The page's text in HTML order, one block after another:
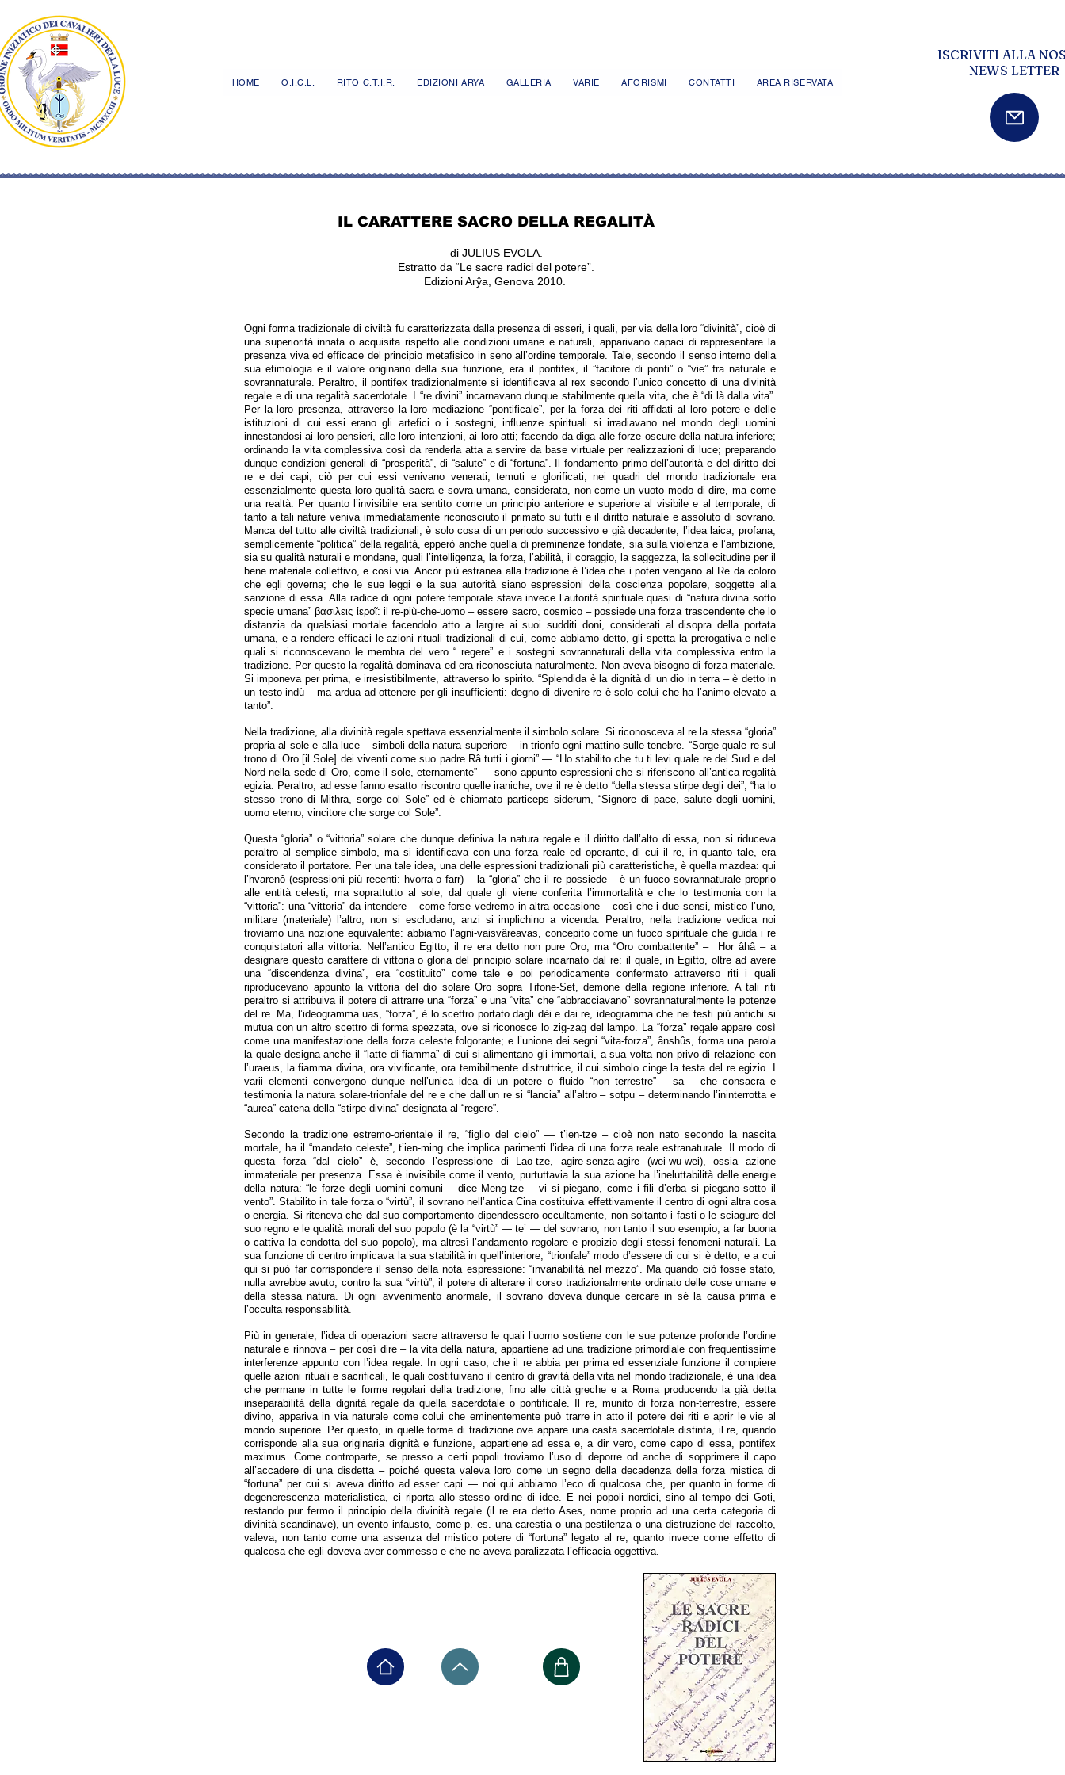
HOME O.I.C.L. RITO C.T.I.R. EDIZIONI ARYA GALLERIA VARIE AFORISMI CONTATTI AREA RISERVATA
ISCRIVITI ALLA
NEWS LETTER
IL CARATTERE SACRO DELLA REGALITÀ
di JULIUS EVOLA.
Estratto da “Le sacre radici del potere”.
Edizioni Arŷa, Genova 2010.
Ogni forma tradizionale di civiltà fu caratterizzata dalla presenza di esseri, i quali, per via della loro “divinità”, cioè di
una superiorità innata o acquisita rispetto alle condizioni umane e naturali, apparivano capaci di rappresentare la
presenza viva ed efficace del principio metafisico in seno all’ordine temporale. Tale, secondo il senso interno della
sua etimologia e il valore originario della sua funzione, era il pontifex, il ”facitore di ponti” o “vie” fra naturale e
sovrannaturale. Peraltro, il pontifex tradizionalmente si identificava al rex secondo l’unico concetto di una divinità
regale e di una regalità sacerdotale. I “re divini” incarnavano dunque stabilmente quella vita, che è “di là dalla vita”.
Per la loro presenza, attraverso la loro mediazione “pontificale”, per la forza dei riti affidati al loro potere e delle
istituzioni di cui essi erano gli artefici o i sostegni, influenze spirituali si irradiavano nel mondo degli uomini
innestandosi ai loro pensieri, alle loro intenzioni, ai loro atti; facendo da diga alle forze oscure della natura inferiore;
ordinando la vita complessiva così da renderla atta a servire da base virtuale per realizzazioni di luce; preparando
dunque condizioni generali di “prosperità”, di “salute” e di “fortuna”. Il fondamento primo dell’autorità e del diritto dei
re e dei capi, ciò per cui essi venivano venerati, temuti e glorificati, nei quadri del mondo tradizionale era
essenzialmente questa loro qualità sacra e sovra-umana, considerata, non come un vuoto modo di dire, ma come
una realtà. Per quanto l’invisibile era sentito come un principio anteriore e superiore al visibile e al temporale, di
tanto a tali nature veniva immediatamente riconosciuto il primato su tutti e il diritto naturale e assoluto di sovrano.
Manca del tutto alle civiltà tradizionali, è solo cosa di un periodo successivo e già decadente, l’idea laica, profana,
semplicemente “politica” della regalità, epperò anche quella di preminenze fondate, sia sulla violenza e l’ambizione,
sia su qualità naturali e mondane, quali l’intelligenza, la forza, l’abilità, il coraggio, la saggezza, la sollecitudine per il
bene materiale collettivo, e così via. Ancor più estranea alla tradizione è l’idea che i poteri vengano al Re da coloro
che egli governa; che le sue leggi e la sua autorità siano espressioni della coscienza popolare, soggette alla
sanzione di essa. Alla radice di ogni potere temporale stava invece l’autorità spirituale quasi di “natura divina sotto
specie umana” βασιλεις ἱεροῖ: il re-più-che-uomo – essere sacro, cosmico – possiede una forza trascendente che lo
distanzia da qualsiasi mortale facendolo atto a largire ai suoi sudditi doni, considerati al disopra della portata
umana, e a rendere efficaci le azioni rituali tradizionali di cui, come abbiamo detto, gli spetta la prerogativa e nelle
quali si riconoscevano le membra del vero “ regere” e i sostegni sovrannaturali della vita complessiva entro la
tradizione. Per questo la regalità dominava ed era riconosciuta naturalmente. Non aveva bisogno di forza materiale.
Si imponeva per prima, e irresistibilmente, attraverso lo spirito. “Splendida è la dignità di un dio in terra – è detto in
un testo indù – ma ardua ad ottenere per gli insufficienti: degno di divenire re è solo colui che ha l’animo elevato a
tanto”.
Nella tradizione, alla divinità regale spettava essenzialmente il simbolo solare. Si riconosceva al re la stessa “gloria”
propria al sole e alla luce – simboli della natura superiore – in trionfo ogni mattino sulle tenebre. “Sorge quale re sul
trono di Oro [il Sole] dei viventi come suo padre Râ tutti i giorni” — “Ho stabilito che tu ti levi quale re del Sud e del
Nord nella sede di Oro, come il sole, eternamente” — sono appunto espressioni che si riferiscono all’antica regalità
egizia. Peraltro, ad esse fanno esatto riscontro quelle iraniche, ove il re è detto “della stessa stirpe degli dei”, “ha lo
stesso trono di Mithra, sorge col Sole” ed è chiamato particeps siderum, “Signore di pace, salute degli uomini,
uomo eterno, vincitore che sorge col Sole”.
Questa “gloria” o “vittoria” solare che dunque definiva la natura regale e il diritto dall’alto di essa, non si riduceva
peraltro al semplice simbolo, ma si identificava con una forza reale ed operante, di cui il re, in quanto tale, era
considerato il portatore. Per una tale idea, una delle espressioni tradizionali più caratteristiche, è quella mazdea: qui
l’hvarenô (espressioni più recenti: hvorra o farr) – la “gloria” che il re possiede – è un fuoco sovrannaturale proprio
alle entità celesti, ma soprattutto al sole, dal quale gli viene conferita l’immortalità e che lo testimonia con la
“vittoria”: una “vittoria” da intendere – come forse vedremo in altra occasione – così che i due sensi, mistico l’uno,
militare (materiale) l’altro, non si escludano, anzi si implichino a vicenda. Peraltro, nella tradizione vedica noi
troviamo una nozione equivalente: abbiamo l’agni-vaisvâreavas, concepito come un fuoco spirituale che guida i re
conquistatori alla vittoria. Nell’antico Egitto, il re era detto non pure Oro, ma “Oro combattente” – Hor âhâ – a
designare questo carattere di vittoria o gloria del principio solare incarnato dal re: il quale, in Egitto, oltre ad avere
una “discendenza divina”, era “costituito” come tale e poi periodicamente confermato attraverso riti i quali
riproducevano appunto la vittoria del dio solare Oro sopra Tifone-Set, demone della regione inferiore. A tali riti
peraltro si attribuiva il potere di attrarre una “forza” e una “vita” che “abbracciavano” sovrannaturalmente le potenze
del re. Ma, l’ideogramma uas, “forza”, è lo scettro portato dagli dèi e dai re, ideogramma che nei testi più antichi si
mutua con un altro scettro di forma spezzata, ove si riconosce lo zig-zag del lampo. La “forza” regale appare così
come una manifestazione della forza celeste folgorante; e l’unione dei segni “vita-forza”, ânshûs, forma una parola
la quale designa anche il “latte di fiamma” di cui si alimentano gli immortali, a sua volta non privo di relazione con
l’uraeus, la fiamma divina, ora vivificante, ora temibilmente distruttrice, il cui simbolo cinge la testa del re egizio. I
varii elementi convergono dunque nell’unica idea di un potere o fluido “non terrestre” – sa – che consacra e
testimonia la natura solare-trionfale del re e che dall’un re si “lancia” all’altro – sotpu – determinando l’ininterrotta e
“aurea” catena della “stirpe divina” designata al “regere”.
Secondo la tradizione estremo-orientale il re, “figlio del cielo” — t’ien-tze – cioè non nato secondo la nascita
mortale, ha il “mandato celeste”, t’ien-ming che implica parimenti l’idea di una forza reale estranaturale. Il modo di
questa forza “dal cielo” è, secondo l’espressione di Lao-tze, agire-senza-agire (wei-wu-wei), ossia azione
immateriale per presenza. Essa è invisibile come il vento, purtuttavia la sua azione ha l’ineluttabilità delle energie
della natura: “le forze degli uomini comuni – dice Meng-tze – vi si piegano, come i fili d’erba si piegano sotto il
vento”. Stabilito in tale forza o “virtù”, il sovrano nell’antica Cina costituiva effettivamente il centro di ogni altra cosa
o energia. Si riteneva che dal suo comportamento dipendessero occultamente, non soltanto i fasti o le sciagure del
suo regno e le qualità morali del suo popolo (è la “virtù” — te’ — del sovrano, non tanto il suo esempio, a far buona
o cattiva la condotta del suo popolo), ma altresì l’andamento regolare e propizio degli stessi fenomeni naturali. La
sua funzione di centro implicava la sua stabilità in quell’interiore, “trionfale” modo d’essere di cui si è detto, e a cui
qui si può far corrispondere il senso della nota espressione: “invariabilità nel mezzo”. Ma quando ciò fosse stato,
nulla avrebbe avuto, contro la sua “virtù”, il potere di alterare il corso tradizionalmente ordinato delle cose umane e
della stessa natura. Di ogni avvenimento anormale, il sovrano doveva dunque cercare in sé la causa prima e
l’occulta responsabilità.
Più in generale, l’idea di operazioni sacre attraverso le quali l’uomo sostiene con le sue potenze profonde l’ordine
naturale e rinnova – per così dire – la vita della natura, appartiene ad una tradizione primordiale con frequentissime
interferenze appunto con l’idea regale. In ogni caso, che il re abbia per prima ed essenziale funzione il compiere
quelle azioni rituali e sacrificali, le quali costituivano il centro di gravità della vita nel mondo tradizionale, è una idea
che permane in tutte le forme regolari della tradizione, fino alle città greche e a Roma producendo la già detta
inseparabilità della dignità regale da quella sacerdotale o pontificale. Il re, munito di forza non-terrestre, essere
divino, appariva in via naturale come colui che eminentemente può trarre in atto il potere dei riti e aprir le vie al
mondo superiore. Per questo, in quelle forme di tradizione ove appare una casta sacerdotale distinta, il re, quando
corrisponde alla sua originaria dignità e funzione, appartiene ad essa e, a dir vero, come capo di essa, pontifex
maximus. Come controparte, se presso a certi popoli troviamo l’uso di deporre od anche di sopprimere il capo
all’accadere di una disdetta – poiché questa valeva loro come un segno della decadenza della forza mistica di
“fortuna” per cui si aveva diritto ad esser capi — noi qui abbiamo l’eco di qualcosa che, per quanto in forme di
degenerescenza materialistica, ci riporta allo stesso ordine di idee. E nei popoli nordici, sino al tempo dei Goti,
restando pur fermo il principio della divinità regale (il re era detto Ases, nome proprio ad una certa categoria di
divinità scandinave), un evento infausto, come p. es. una carestia o una pestilenza o una distruzione del raccolto,
valeva, non tanto come una assenza del mistico potere di “fortuna” legato al re, quanto invece come effetto di
qualcosa che egli doveva aver commesso e che ne aveva paralizzata l’efficacia oggettiva.